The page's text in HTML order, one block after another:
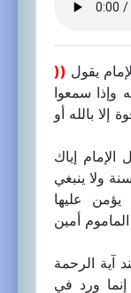
يقول ((
وإذا سمعوا
إلا بالله أو
الإمام إياك
ولا ينبغي
عليها
أمين
آية الرحمة
ورد في